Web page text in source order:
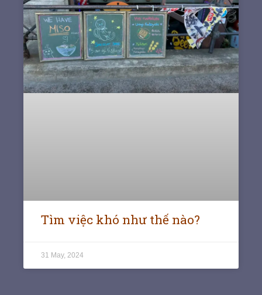
Tìm việc khó như thế nào?
31 May, 2024